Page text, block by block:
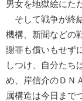
男女を地獄絵にた
そして戦争が終
機構、新聞などの
謝罪も償いもせず
しつけ、自分たち
め、岸信介のＤＮ
属構造は今日まで